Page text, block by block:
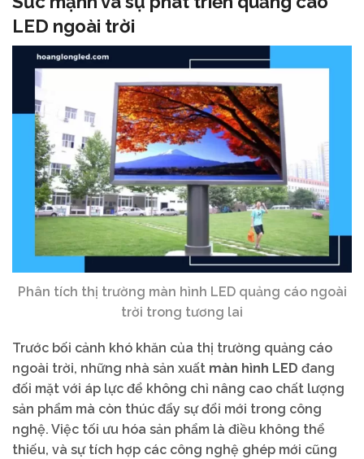
LED ngoài trời
Phân tích thị trường màn hình LED quảng cáo ngoài
trời trong tương lai
Trước bối cảnh khó khăn của thị trường quảng cáo
ngoài trời, những nhà sản xuất màn hình LED đang
đối mặt với áp lực để không chỉ nâng cao chất lượng
sản phẩm mà còn thúc đẩy sự đổi mới trong công
nghệ. Việc tối ưu hóa sản phẩm là điều không thể
thiếu, và sự tích hợp các công nghệ ghép mới cũng